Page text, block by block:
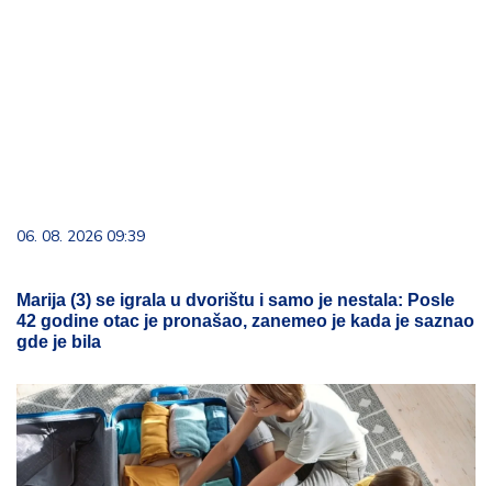
06. 08. 2026 09:39
Marija (3) se igrala u dvorištu i samo je nestala: Posle
42 godine otac je pronašao, zanemeo je kada je saznao
gde je bila